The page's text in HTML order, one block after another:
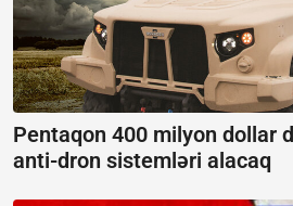
Pentaqon 400 milyon dollar
anti-dron sistemləri alacaq